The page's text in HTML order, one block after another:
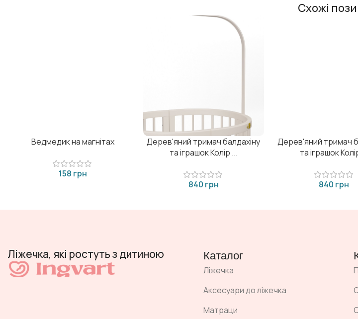
Схожі
Ведмедик на магнітах
грн
Дерев'яний тримач балдахіну
та іграшок Колір ...
грн
Дерев'яний тримач
та іграшок
грн
Ліжечка, які ростуть з дитиною Каталог
Ліжечка
Аксесуари до ліжечка
Матраци